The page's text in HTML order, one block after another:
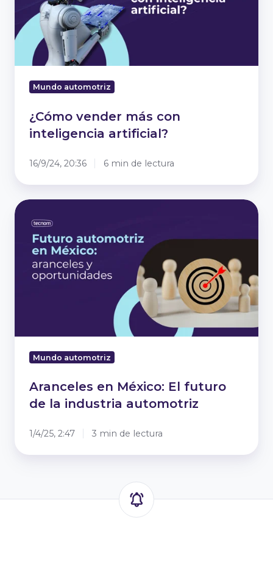
artificial?
Mundo automotriz
¿Cómo vender más con
inteligencia artificial?
16/9/24, 20:36 6 min de lectura
Aranceles
México:
futuro
Mundo automotriz
Aranceles en México: El futuro
de la industria automotriz
1/4/25, 2:47 3 min de lectura